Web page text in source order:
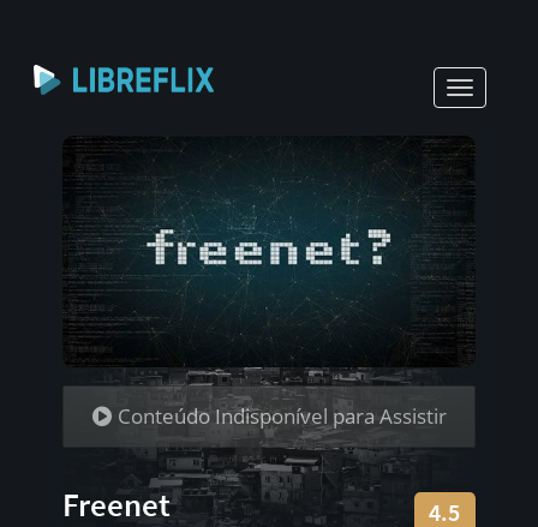
Toggle
Conteúdo Indisponível para Assistir
Freenet 4.5